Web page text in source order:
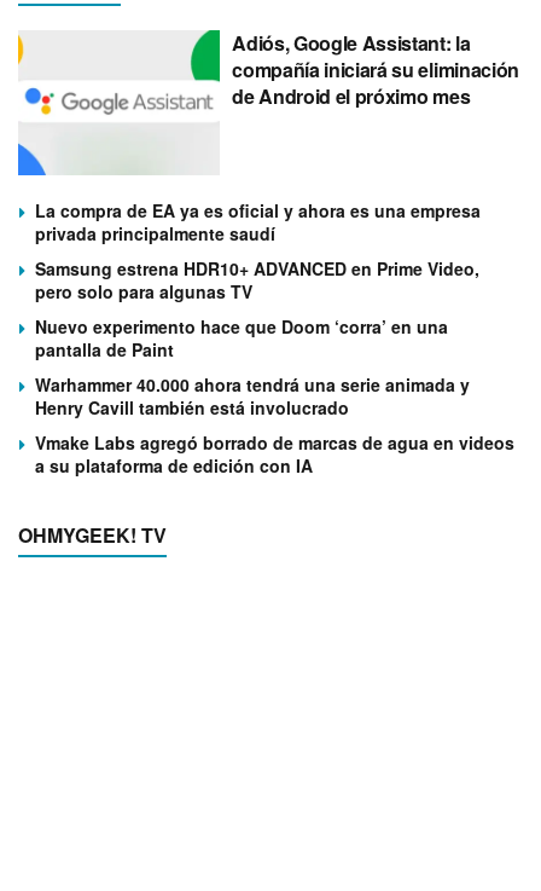
Adiós, Google Assistant: la
compañía iniciará su eliminación
de Android el próximo mes
La compra de EA ya es oficial y ahora es una empresa
privada principalmente saudí
Samsung estrena HDR10+ ADVANCED en Prime Video,
pero solo para algunas TV
Nuevo experimento hace que Doom ‘corra’ en una
pantalla de Paint
Warhammer 40.000 ahora tendrá una serie animada y
Henry Cavill también está involucrado
Vmake Labs agregó borrado de marcas de agua en videos
a su plataforma de edición con IA
OHMYGEEK! TV